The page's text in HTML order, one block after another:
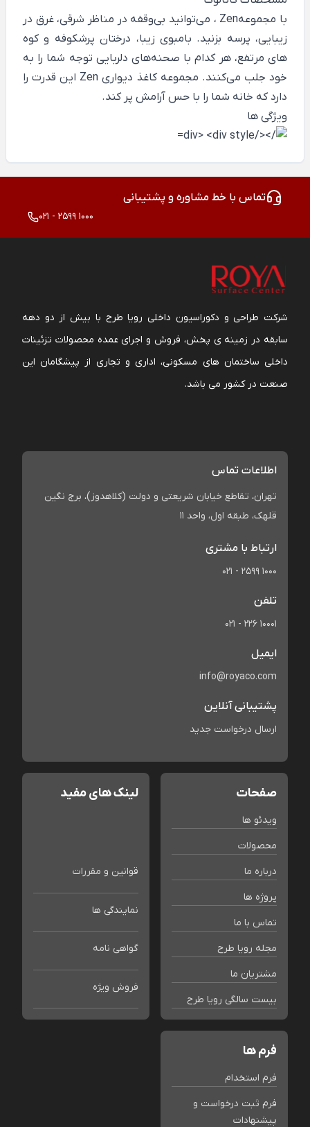
با مجموعهZen ، می‌توانید بی‌وقفه در مناظر شرقی، غرق در
زیبایی، پرسه بزنید. بامبوی زیبا، درختان پرشکوفه و کوه
های مرتفع، هر کدام با صحنه‌های دلربایی توجه شما را به
خود جلب می‌کنند. مجموعه کاغذ دیواری Zen این قدرت را
دارد که خانه شما را با حس آرامش پر کند.
ویژگی ها
تماس با خط مشاوره و پشتیبانی
021 - 2599 1000
شرکت طراحی و دکوراسیون داخلی رویا طرح با بیش از دو دهه
سابقه در زمینه ی پخش، فروش و اجرای عمده محصولات تزئینات
داخلی ساختمان های مسکونی، اداری و تجاری از پیشگامان این
صنعت در کشور می باشد.
اطلاعات تماس
تهران، تقاطع خیابان شریعتی و دولت (کلاهدوز)، برج نگین
قلهک، طبقه اول، واحد 11
ارتباط با مشتری
021 - 2599 1000
تلفن
021 - 226 10001
ایمیل
info@royaco.com
پشتیبانی آنلاین
ارسال درخواست جدید
صفحات
ویدئو ها
محصولات
درباره ما
پروژه ها
تماس با ما
مجله رویا طرح
مشتریان ما
بیست سالگی رویا طرح
لینک های مفید
قوانین و مقررات
نمایندگی ها
گواهی نامه
فروش ویژه
فرم ها
فرم استخدام
فرم ثبت درخواست و
پیشنهادات